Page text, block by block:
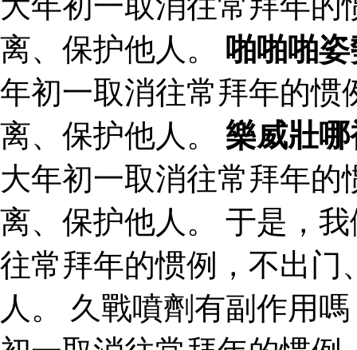
离、保护他人。 啪啪啪姿
年初一取消往常拜年的惯
离、保护他人。 樂威壯
大年初一取消往常拜年
离、保护他人。 于是，
往常拜年的惯例，不出门
人。 久戰噴劑有副作用